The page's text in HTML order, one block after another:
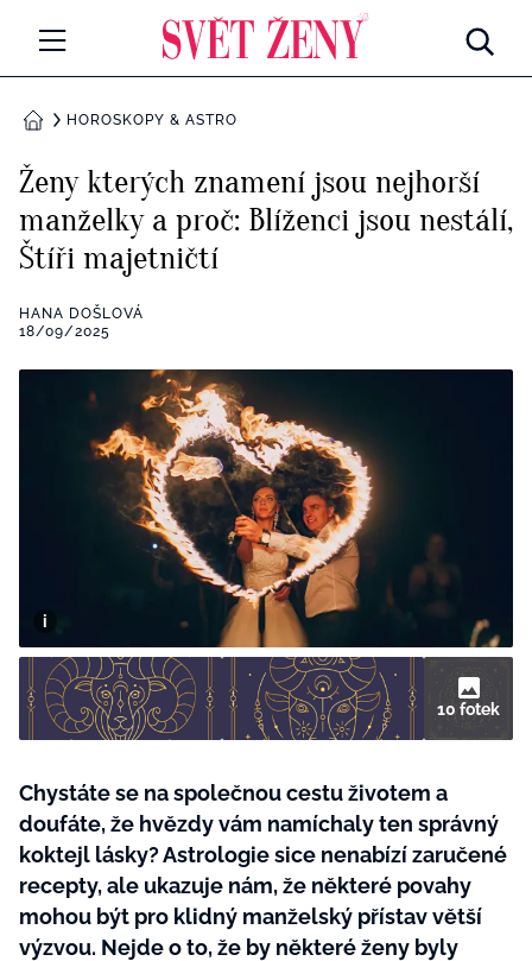
CELEBRITY
Všechny kategorie
Rozhovory
RETROHUBKY
Všechny kategorie
Seberozvoj
Všechny kategorie
Životní styl
ZÁBAVA
Všechny kategorie
Testy a kvízy
Všechny kategorie
BurdaMedia
Extra
SVĚT ŽENY - 599 KČ
ROČNÍ PŘEDPLATNÉ SVĚT ŽENY +
SADA PRODUKTŮ MANA (10 ks)
DOMŮHOROSKOPY & ASTRO
Ženy kterých znamení jsou nejhorší
manželky a proč: Blíženci jsou nestálí,
Štíři majetničtí
HANA DOŠLOVÁ
18/09/2025
10 fotek
Chystáte se na společnou cestu životem a
doufáte, že hvězdy vám namíchaly ten správný
koktejl lásky? Astrologie sice nenabízí zaručené
recepty, ale ukazuje nám, že některé povahy
mohou být pro klidný manželský přístav větší
výzvou. Nejde o to, že by některé ženy byly